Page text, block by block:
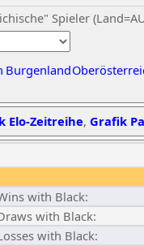
Spieler
Burgenland
Elo-Zeitreihe, Grafik
with Black:
with Black:
with Black: